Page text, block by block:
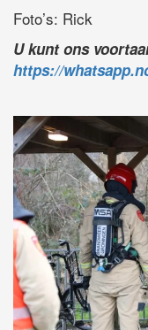
Foto’s: Rick
U kunt ons
https://